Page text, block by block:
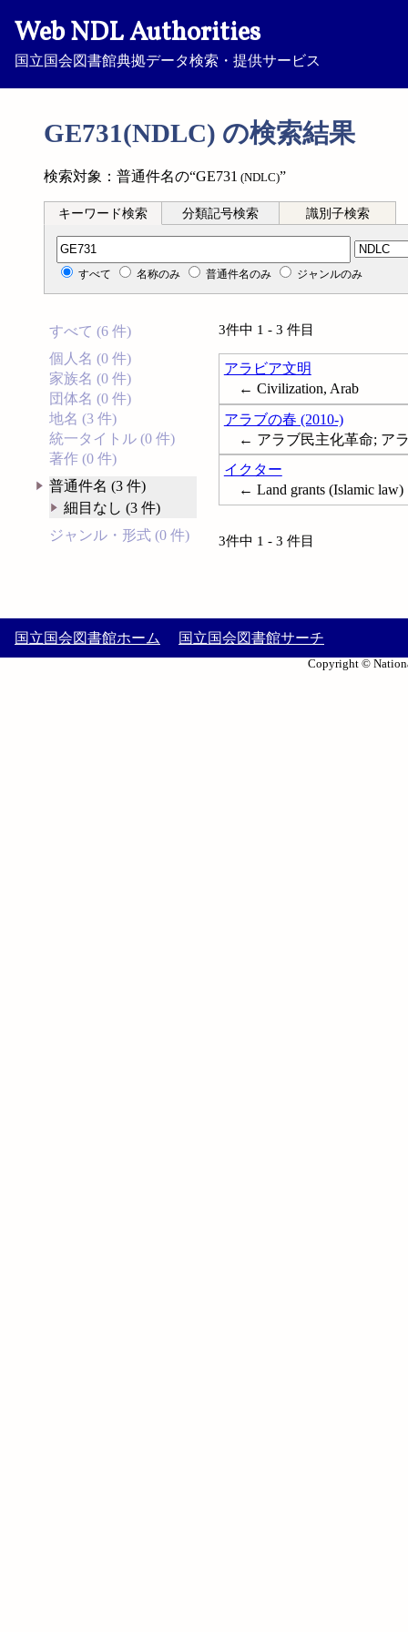
Web NDL Authorities
国立国会図書館典拠データ検索・提供サービス
GE731(NDLC) の検索結果
検索対象：普通件名の“GE731 (NDLC)”
キーワード検索 分類記号検索 識別子検索
分類記号検索
すべて 名称のみ 普通件名のみ ジャンルのみ
すべて (6 件)
個人名 (0 件)
家族名 (0 件)
団体名 (0 件)
地名 (3 件)
統一タイトル (0 件)
著作 (0 件)
普通件名 (3 件)
細目なし (3 件)
ジャンル・形式 (0 件)
3件中 1 - 3 件目
アラビア文明
← Civilization, Arab
アラブの春 (2010-)
← アラブ民主化革命; ア
イクター
← Land grants (Islamic law)
3件中 1 - 3 件目
国立国会図書館ホーム 国立国会図書館サーチ
Copyright ©